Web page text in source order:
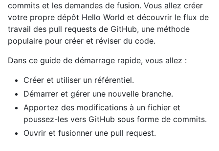
commits et les demandes de fusion. Vous allez créer
votre propre dépôt Hello World et découvrir le flux de
travail des pull requests de GitHub, une méthode
populaire pour créer et réviser du code.
Dans ce guide de démarrage rapide, vous allez :
Créer et utiliser un référentiel.
Démarrer et gérer une nouvelle branche.
Apportez des modifications à un fichier et
poussez-les vers GitHub sous forme de commits.
Ouvrir et fusionner une pull request.